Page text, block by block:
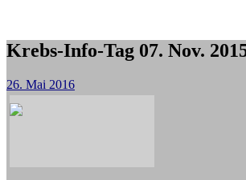
Krebs-Info-Tag 07. Nov.
26. Mai 2016